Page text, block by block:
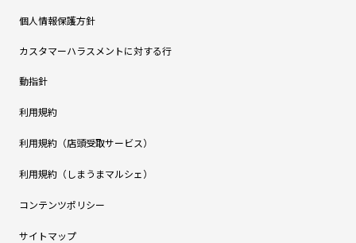
個人情報保護方針
カスタマーハラスメントに対する行
動指針
利用規約
利用規約（店頭受取サービス）
利用規約（しまうまマルシェ）
コンテンツポリシー
サイトマップ